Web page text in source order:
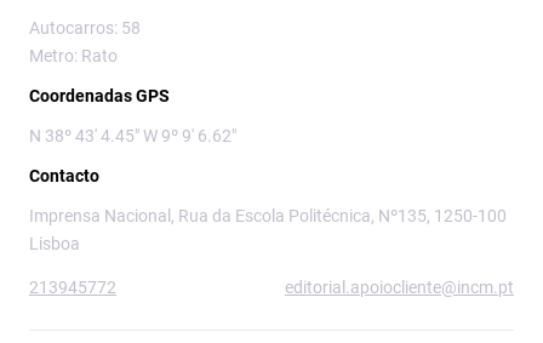
Autocarros: 58
Metro: Rato
Coordenadas GPS
N 38º 43' 4.45" W 9º 9' 6.62"
Contacto
Imprensa Nacional, Rua da Escola Politécnica, Nº135, 1250-100
Lisboa
213945772 editorial.apoiocliente@incm.pt